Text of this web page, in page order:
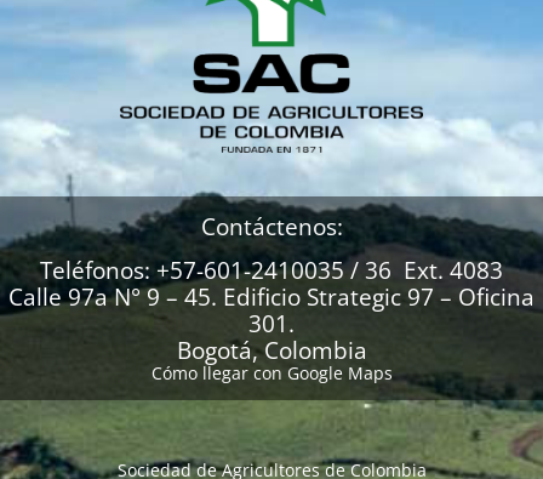
Contáctenos:
Teléfonos: +57-601-2410035 / 36 Ext. 4083
Calle 97a N° 9 – 45. Edificio Strategic 97 – Oficina
301.
Bogotá, Colombia
Cómo llegar con Google Maps
Sociedad de Agricultores de Colombia